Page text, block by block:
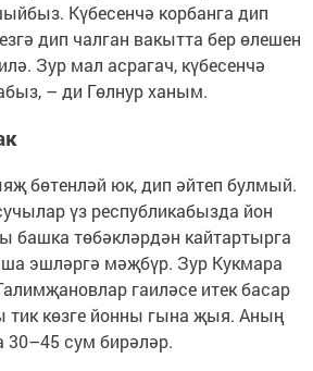
Күбесенчә корбанга дип
дип чалган вакытта бер өлешен
Зур мал асрагач, күбесенчә
– ди Гөлнур ханым.
бөтенләй юк, дип әйтеп булмый.
үз республикабызда йон
башка төбәкләрдән кайтартырга
эшләргә мәҗбүр. Зур Кукмара
гаиләсе итек басар
тик көзге йонны гына җыя. Аның
сум бирәләр.